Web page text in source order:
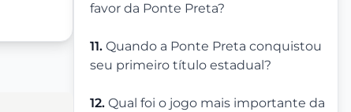
favor da Ponte Preta?
11. Quando a Ponte Preta conquistou
seu primeiro título estadual?
12. Qual foi o jogo mais importante da